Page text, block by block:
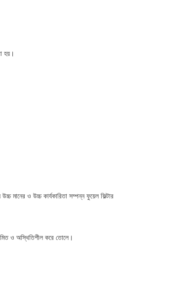
হয়।
মানের ও উচ্চ কার্যকারিতা সম্পন্ন ফুয়েল ফিল্টার
ও অস্থিতিশীল করে তোলে।